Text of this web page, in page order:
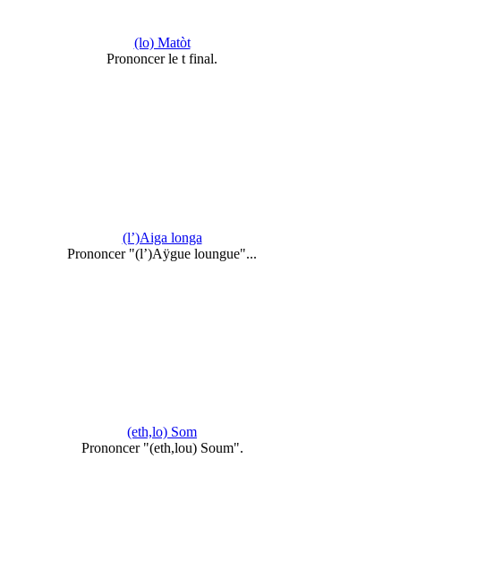
(lo) Matòt
Prononcer le t final.
(l’)Aiga longa
Prononcer "(l’)Aÿgue loungue"...
(eth,lo) Som
Prononcer "(eth,lou) Soum".